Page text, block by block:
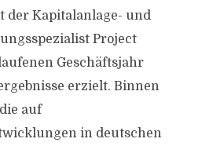
der Kapitalanlage- und
Project
Geschäftsjahr
erzielt. Binnen
auf
in deutschen